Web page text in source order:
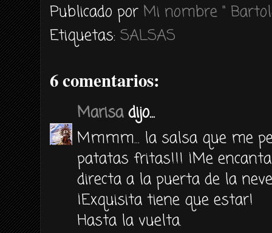
Publicado por Mi nombre "
Etiquetas: SALSAS
6 comentarios:
Marisadijo...
Mmmm... la salsa que me
patatas fritas!!! ¡Me
directa a la puerta de la
¡Exquisita tiene que estar!
Hasta la vuelta.